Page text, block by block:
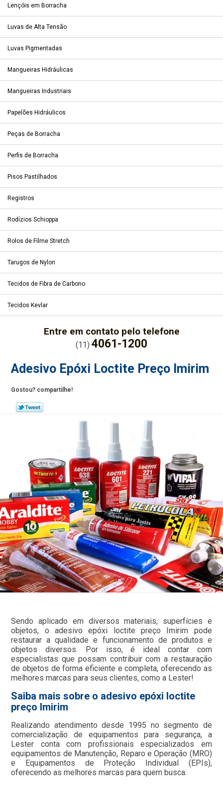
Lençóis em Borracha
Luvas de Alta Tensão
Luvas Pigmentadas
Mangueiras Hidráulicas
Mangueiras Industriais
Papelões Hidráulicos
Peças de Borracha
Perfis de Borracha
Pisos Pastilhados
Registros
Rodízios Schioppa
Rolos de Filme Stretch
Tarugos de Nylon
Tecidos de Fibra de Carbono
Tecidos Kevlar
Entre em contato pelo telefone
(11) 4061-1200
Adesivo Epóxi Loctite Preço Imirim
Gostou? compartilhe!
Sendo aplicado em diversos materiais, superfícies e
objetos, o adesivo epóxi loctite preço Imirim pode
restaurar a qualidade e funcionamento de produtos e
objetos diversos. Por isso, é ideal contar com
especialistas que possam contribuir com a restauração
de objetos de forma eficiente e completa, oferecendo as
melhores marcas para seus clientes, como a Lester!
Saiba mais sobre o adesivo epóxi loctite
preço Imirim
Realizando atendimento desde 1995 no segmento de
comercialização de equipamentos para segurança, a
Lester conta com profissionais especializados em
equipamentos de Manutenção, Reparo e Operação (MRO)
e Equipamentos de Proteção Individual (EPIs),
oferecendo as melhores marcas para quem busca: